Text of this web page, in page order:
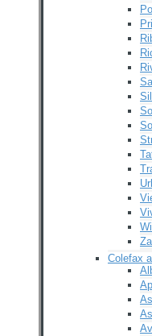
Colefax